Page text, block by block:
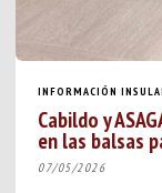
INFORMACIÓN
Cabildo y
en las balsas
07/05/2026